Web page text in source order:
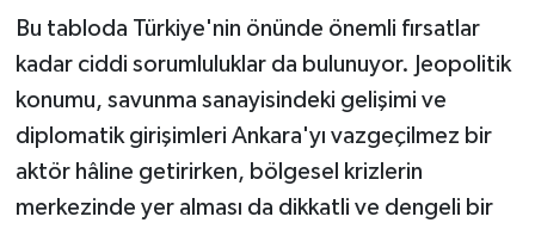
Bu tabloda Türkiye'nin önünde önemli fırsatlar
kadar ciddi sorumluluklar da bulunuyor. Jeopolitik
konumu, savunma sanayisindeki gelişimi ve
diplomatik girişimleri Ankara'yı vazgeçilmez bir
aktör hâline getirirken, bölgesel krizlerin
merkezinde yer alması da dikkatli ve dengeli bir